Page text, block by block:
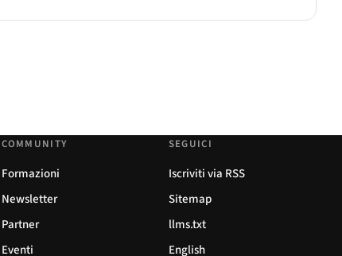
ChromeVox e Orca.
COMMUNITY
Formazioni
Newsletter
Partner
Eventi
SEGUICI
Iscriviti via RSS
Sitemap
llms.txt
English